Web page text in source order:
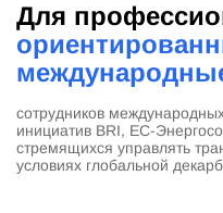
Для
сотрудников
инициатив BRI, ЕС-
стремящихся управлять
условиях глобальной